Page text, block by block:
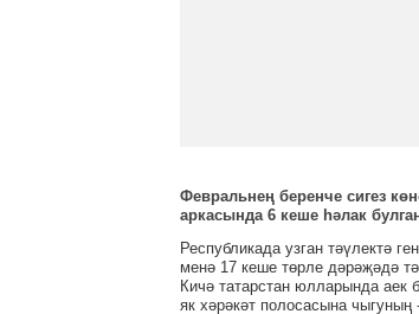
Февральнең беренче сигез
аркасында 6 кеше һәлак
Республикада узган тәүлектә
менә 17 кеше төрле дәрәҗәдә
Кичә татарстан юлларында аек
як хәрәкәт полосасына